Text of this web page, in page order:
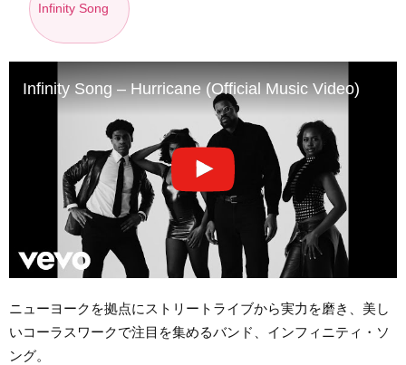
Infinity Song
Infinity Song – Hurricane (Official Music Video)
ニューヨークを拠点にストリートライブから実力を磨き、美し
いコーラスワークで注目を集めるバンド、インフィニティ・ソ
ング。